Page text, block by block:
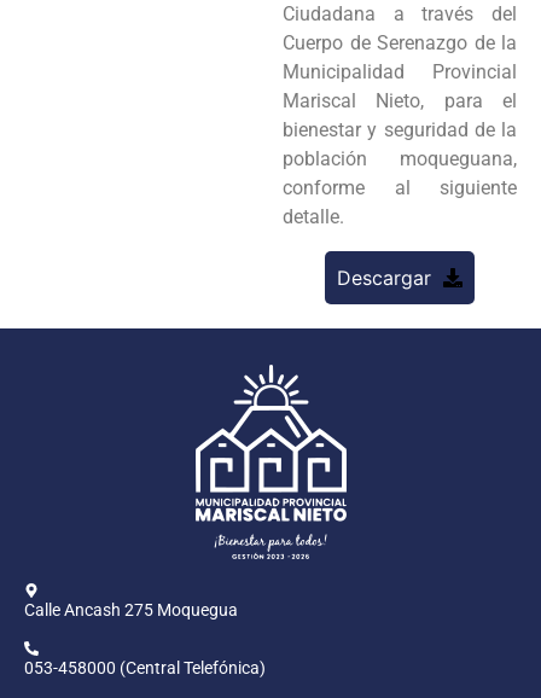
Ciudadana a través del
Cuerpo de Serenazgo de la
Municipalidad Provincial
Mariscal Nieto, para el
bienestar y seguridad de la
población moqueguana,
conforme al siguiente
detalle.
Descargar
Calle Ancash 275 Moquegua
053-458000 (Central Telefónica)